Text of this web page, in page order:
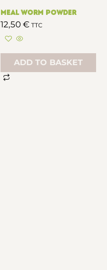
Meal worm Powder
12,50€ TTC
ADD TO BASKET